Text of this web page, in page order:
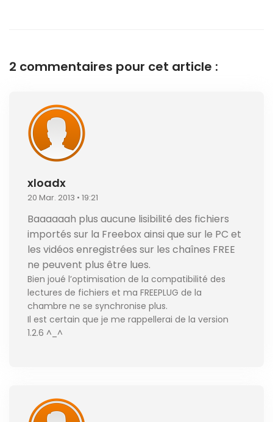
2 commentaires pour cet article :
xloadx
20 Mar. 2013 • 19:21
Baaaaaah plus aucune lisibilité des fichiers
importés sur la Freebox ainsi que sur le PC et
les vidéos enregistrées sur les chaînes FREE
ne peuvent plus être lues.
Bien joué l’optimisation de la compatibilité des
lectures de fichiers et ma FREEPLUG de la
chambre ne se synchronise plus.
Il est certain que je me rappellerai de la version
1.2.6 ^_^